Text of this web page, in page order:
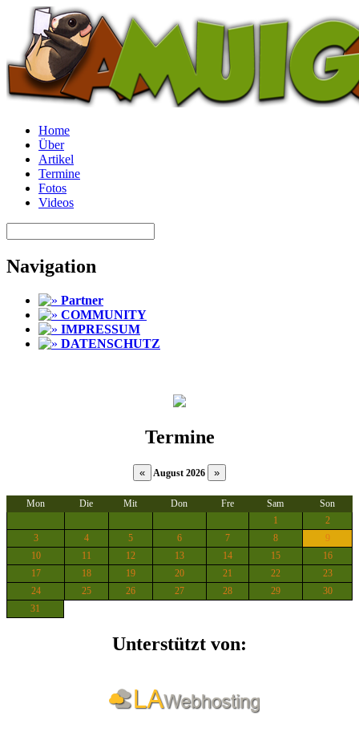
Home
Über
Artikel
Termine
Fotos
Videos
Navigation
Partner
COMMUNITY
IMPRESSUM
DATENSCHUTZ
Termine
August 2026
Mon Die Mit Don Fre Sam
Son
1
2
3
4 5 6 7 8
9
10
11 12 13 14 15
16
17
18 19 20 21 22
23
24
25 26 27 28 29
30
31
Unterstützt von: